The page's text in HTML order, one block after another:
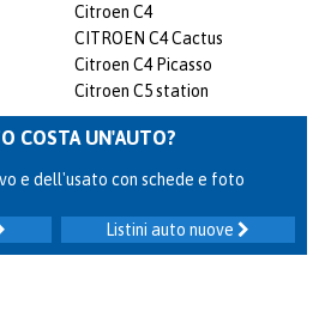
Citroen C4
CITROEN C4 Cactus
Citroen C4 Picasso
Citroen C5 station
COSTA UN'AUTO?
e dell'usato con schede e foto
Listini auto nuove